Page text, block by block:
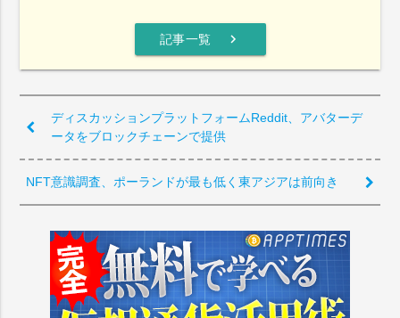
記事一覧 chevron_right
ディスカッションプラットフォームReddit、アバターデ
ータをブロックチェーンで提供
NFT意識調査、ポーランドが最も低く東アジアは前向き